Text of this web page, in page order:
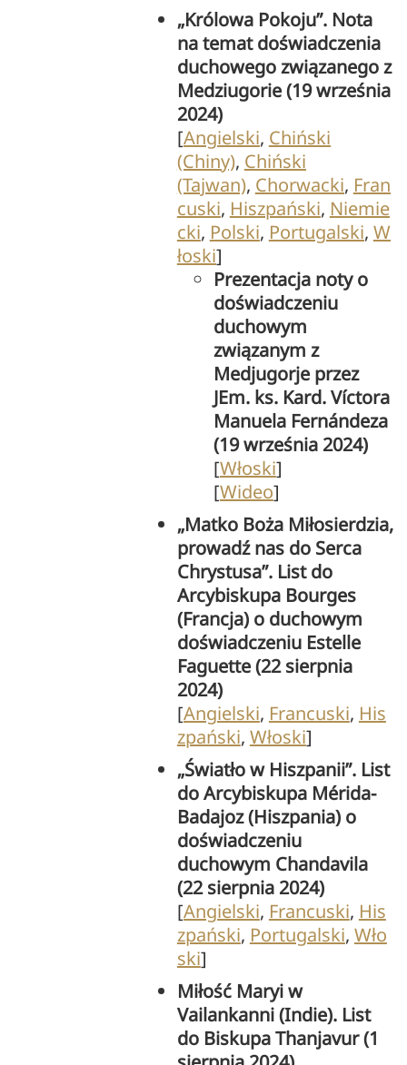
„Królowa Pokoju”. Nota
na temat doświadczenia
duchowego związanego z
Medziugorie (19 września
2024)
[Angielski, Chiński
(Chiny), Chiński
(Tajwan), Chorwacki, Fran
cuski, Hiszpański, Niemie
cki, Polski, Portugalski, W
łoski]
Prezentacja noty o
doświadczeniu
duchowym
związanym z
Medjugorje przez
JEm. ks. Kard. Víctora
Manuela Fernándeza
(19 września 2024)
[Włoski]
[Wideo]
„Matko Boża Miłosierdzia,
prowadź nas do Serca
Chrystusa”. List do
Arcybiskupa Bourges
(Francja) o duchowym
doświadczeniu Estelle
Faguette (22 sierpnia
2024)
[Angielski, Francuski, His
zpański, Włoski]
„Światło w Hiszpanii”. List
do Arcybiskupa Mérida-
Badajoz (Hiszpania) o
doświadczeniu
duchowym Chandavila
(22 sierpnia 2024)
[Angielski, Francuski, His
zpański, Portugalski, Wło
ski]
Miłość Maryi w
Vailankanni (Indie). List
do Biskupa Thanjavur (1